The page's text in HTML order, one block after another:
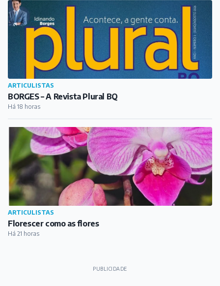
ARTICULISTAS
BORGES – A Revista Plural BQ
Há 18 horas
ARTICULISTAS
Florescer como as flores
Há 21 horas
PUBLICIDADE